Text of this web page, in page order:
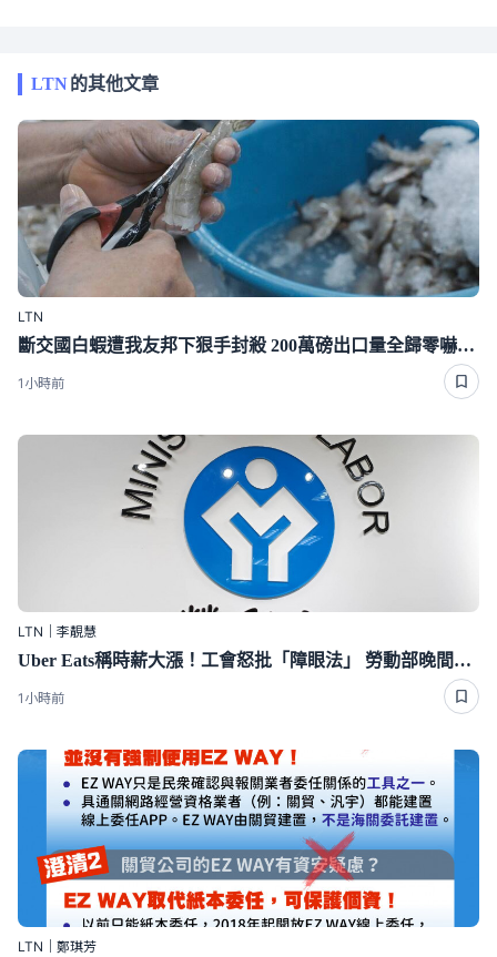
LTN的其他文章
LTN
斷交國白蝦遭我友邦下狠手封殺 200萬磅出口量全歸零嚇崩了
1小時前
LTN｜李靚慧
Uber Eats稱時薪大漲！工會怒批「障眼法」 勞動部晚間定調：確實違法
1小時前
LTN｜鄭琪芳